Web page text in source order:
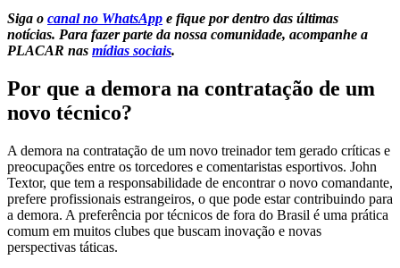
Siga o canal no WhatsApp e fique por dentro das últimas
notícias. Para fazer parte da nossa comunidade, acompanhe a
PLACAR nas mídias sociais.
Por que a demora na contratação de um
novo técnico?
A demora na contratação de um novo treinador tem gerado críticas e
preocupações entre os torcedores e comentaristas esportivos. John
Textor, que tem a responsabilidade de encontrar o novo comandante,
prefere profissionais estrangeiros, o que pode estar contribuindo para
a demora. A preferência por técnicos de fora do Brasil é uma prática
comum em muitos clubes que buscam inovação e novas
perspectivas táticas.